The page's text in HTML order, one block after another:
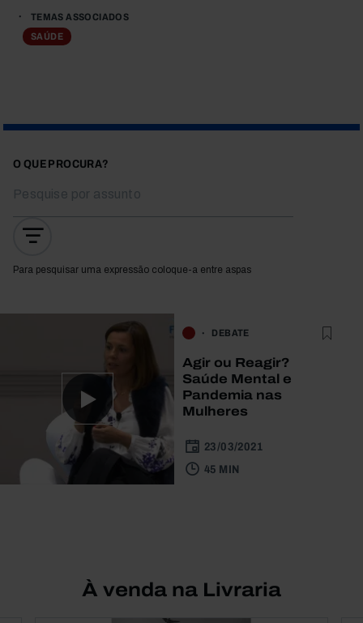
TEMAS ASSOCIADOS
SAÚDE
O QUE PROCURA?
Para pesquisar uma expressão coloque-a entre aspas
DEBATE
Agir ou Reagir?
Saúde Mental e
Pandemia nas
Mulheres
23/03/2021
45 MIN
À venda na Livraria